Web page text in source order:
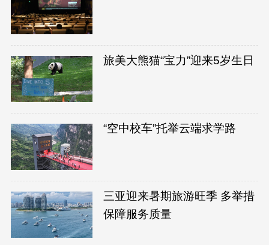
旅美大熊猫“宝力”迎来5岁生日
“空中校车”托举云端求学路
三亚迎来暑期旅游旺季 多举措
保障服务质量